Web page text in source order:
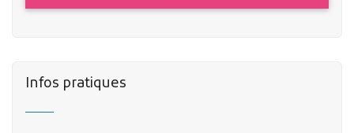
Infos pratiques